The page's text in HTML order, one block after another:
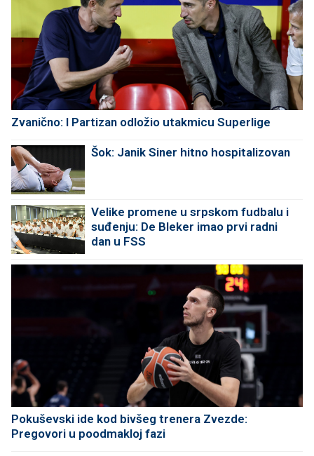
Zvanično: I Partizan odložio utakmicu Superlige
Šok: Janik Siner hitno hospitalizovan
Velike promene u srpskom fudbalu i
suđenju: De Bleker imao prvi radni
dan u FSS
Pokuševski ide kod bivšeg trenera Zvezde:
Pregovori u poodmakloj fazi